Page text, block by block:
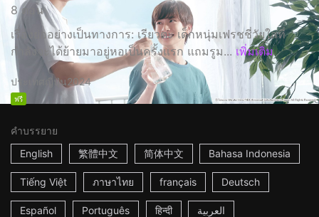
8 ตอน
เรื่องย่ออย่างเป็นทางการ: เรียวตะ เด็กหนุ่มเฟรชชี่วัยใสที่
กำลังจะได้ย้ายมาอยู่หอเป็นครั้งแรก แถมรูม... เพิ่มเติม
ประเทศญี่ปุ่น2024
ฟรี
คำบรรยาย
English
繁體中文 简体中文 Bahasa Indonesia
Tiếng Việt ภาษาไทย français Deutsch
Español Português हिन्दी العربية